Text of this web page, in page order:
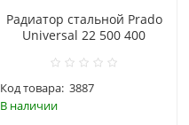
Радиатор стальной Prado
Universal 22 500 400
Код товара: 3887
В наличии